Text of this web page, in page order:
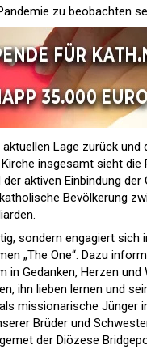
zu beobachten
Lage zurück und
insgesamt sieht die
aktiven Einbindung
Bevölkerung
sondern engagiert sich
„The One“. Dazu
in Gedanken, Herzen
ihn lieben lernen und
missionarische Jünger
Brüder und
der Diözese